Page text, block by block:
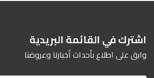
اشترك في القائمة البريدية
وابق على اطلاع بأحداث أخبارنا وعروضنا